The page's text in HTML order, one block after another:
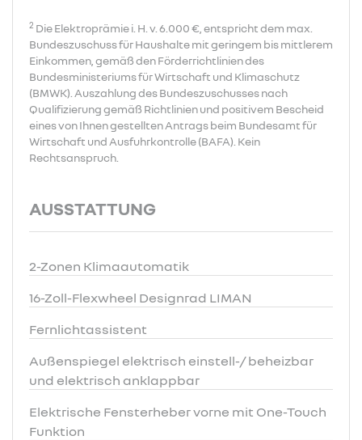
2 Die Elektroprämie i. H. v. 6.000 €, entspricht dem max.
Bundeszuschuss für Haushalte mit geringem bis mittlerem
Einkommen, gemäß den Förderrichtlinien des
Bundesministeriums für Wirtschaft und Klimaschutz
(BMWK). Auszahlung des Bundeszuschusses nach
Qualifizierung gemäß Richtlinien und positivem Bescheid
eines von Ihnen gestellten Antrags beim Bundesamt für
Wirtschaft und Ausfuhrkontrolle (BAFA). Kein
Rechtsanspruch.
AUSSTATTUNG
2-Zonen Klimaautomatik
16-Zoll-Flexwheel Designrad LIMAN
Fernlichtassistent
Außenspiegel elektrisch einstell-/ beheizbar
und elektrisch anklappbar
Elektrische Fensterheber vorne mit One-Touch
Funktion